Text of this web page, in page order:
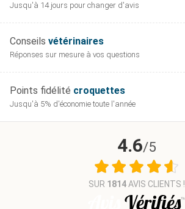
Jusqu'à 14 jours pour changer d'avis
Conseils vétérinaires
Réponses sur mesure à vos questions
Points fidélité croquettes
Jusqu'à 5% d'économie toute l'année
4.6/5
SUR 1814AVIS CLIENTS !